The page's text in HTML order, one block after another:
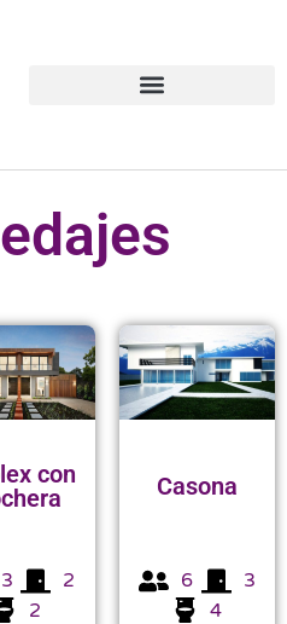
con
3
2
2
Casona
6
3
4